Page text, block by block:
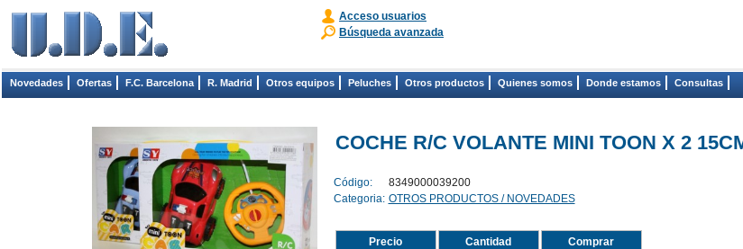
Acceso usuarios
Búsqueda avanzada
Novedades Ofertas F.C. Barcelona R. Madrid Otros equipos Peluches Otros productos Quienes somos Donde estamos Consultas
COCHE R/C VOLANTE MINI TOON X 2
Código:
8349000039200
Categoria: OTROS PRODUCTOS / NOVEDADES
Precio Cantidad Comprar